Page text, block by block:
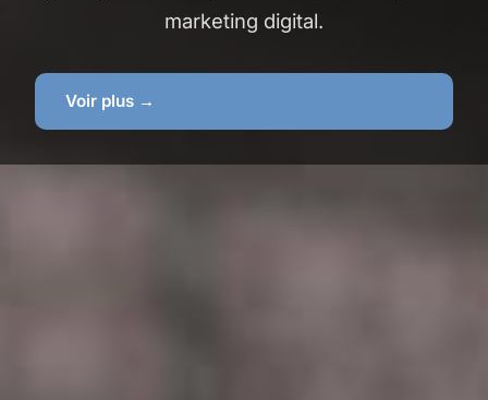
marketing digital.
Voir plus →